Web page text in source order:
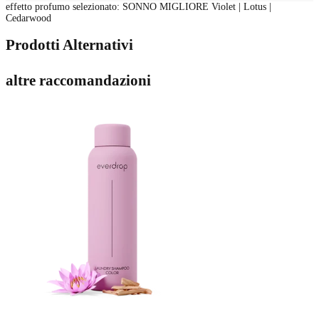
effetto profumo selezionato: SONNO MIGLIORE Violet | Lotus |
Cedarwood
Prodotti Alternativi
altre raccomandazioni